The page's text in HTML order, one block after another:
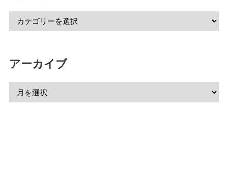
アーカイブ